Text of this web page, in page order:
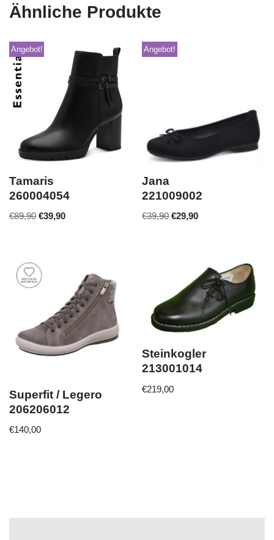
Ähnliche Produkte
Angebot!
Tamaris
260004054
€89,90 €39,90
Angebot!
Jana
221009002
€39,90 €29,90
Superfit / Legero
206206012
€140,00
Steinkogler
213001014
€219,00